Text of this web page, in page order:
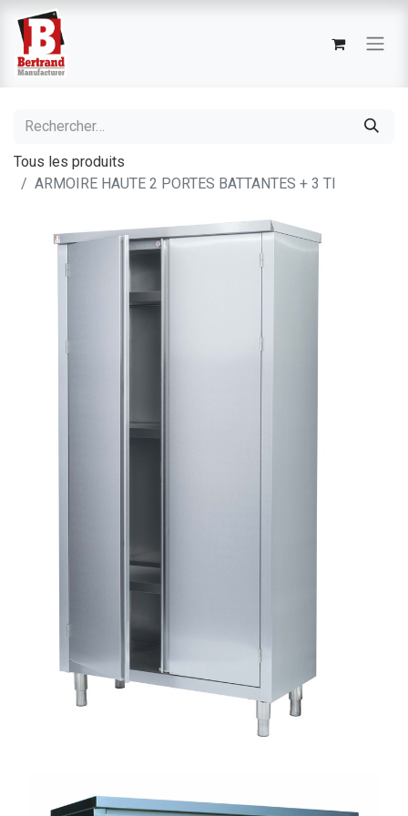
Tous les produits
ARMOIRE HAUTE 2 PORTES BATTANTES + 3 TI